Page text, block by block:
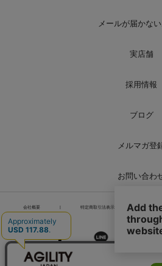
メールが届かな
実店舗
採用情報
ブログ
メルマガ登
お問い合わ
会社概要 特定商取引法表示 | 個